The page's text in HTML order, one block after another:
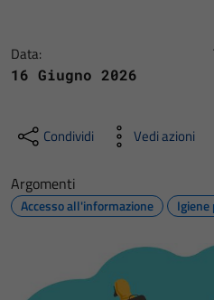
Data:
16 Giugno 2026
Condividi Vedi azioni
Argomenti
Accesso all'informazione